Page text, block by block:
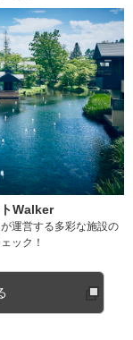
Walker
運営する多彩な施設の
ック！